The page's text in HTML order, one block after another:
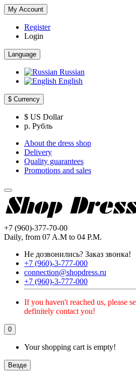
My Account
Register
Login
Language
Russian
English
$ Currency
$ US Dollar
р. Рубль
About the dress shop
Delivery
Quality guarantees
Promotions and sales
+7 (960)-377-70-00
Daily, from 07 A.M to 04 P.M.
Не дозвонились? Заказ звонка!
+7 (960)-3-777-000
connection@shopdress.ru
+7 (960)-3-777-000
If you haven't reached us, please
definitely contact you!
0
Your shopping cart is empty!
Везде